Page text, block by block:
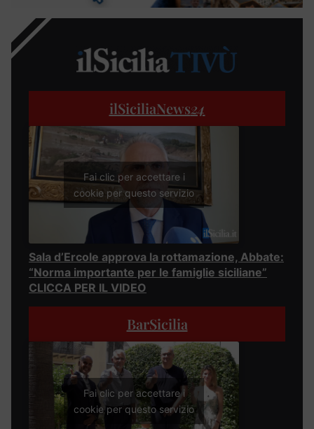
ilSiciliaNews24
Fai clic per accettare i
cookie per questo servizio
Sala d’Ercole approva la rottamazione, Abbate:
“Norma importante per le famiglie siciliane”
CLICCA PER IL VIDEO
BarSicilia
Fai clic per accettare i
cookie per questo servizio